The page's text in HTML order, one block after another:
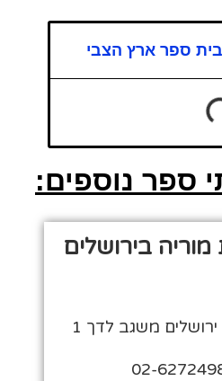
ספר ארץ הצבי
ספר נוספים:
בירושלים
משגב לדך 1